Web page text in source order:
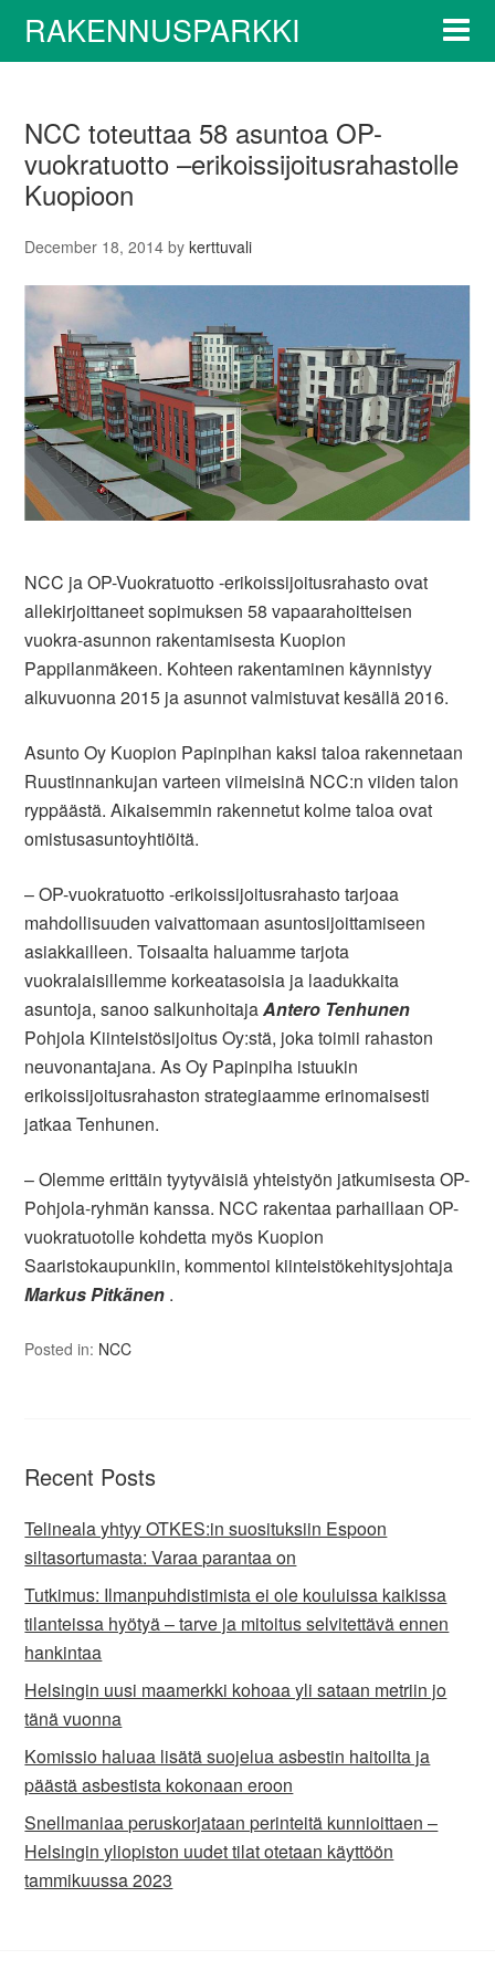
RAKENNUSPARKKI
NCC toteuttaa 58 asuntoa OP-
vuokratuotto –erikoissijoitusrahastolle
Kuopioon
December 18, 2014 bykerttuvali
NCC ja OP-Vuokratuotto -erikoissijoitusrahasto ovat
allekirjoittaneet sopimuksen 58 vapaarahoitteisen
vuokra-asunnon rakentamisesta Kuopion
Pappilanmäkeen. Kohteen rakentaminen käynnistyy
alkuvuonna 2015 ja asunnot valmistuvat kesällä 2016.
Asunto Oy Kuopion Papinpihan kaksi taloa rakennetaan
Ruustinnankujan varteen viimeisinä NCC:n viiden talon
ryppäästä. Aikaisemmin rakennetut kolme taloa ovat
omistusasuntoyhtiöitä.
– OP-vuokratuotto -erikoissijoitusrahasto tarjoaa
mahdollisuuden vaivattomaan asuntosijoittamiseen
asiakkailleen. Toisaalta haluamme tarjota
vuokralaisillemme korkeatasoisia ja laadukkaita
asuntoja, sanoo salkunhoitajaAntero Tenhunen
Pohjola Kiinteistösijoitus Oy:stä, joka toimii rahaston
neuvonantajana. As Oy Papinpiha istuukin
erikoissijoitusrahaston strategiaamme erinomaisesti
jatkaa Tenhunen.
– Olemme erittäin tyytyväisiä yhteistyön jatkumisesta OP-
Pohjola-ryhmän kanssa. NCC rakentaa parhaillaan OP-
vuokratuotolle kohdetta myös Kuopion
Saaristokaupunkiin, kommentoi kiinteistökehitysjohtaja
Markus Pitkänen .
Posted in: NCC
Recent Posts
Telineala yhtyy OTKES:in suosituksiin Espoon
siltasortumasta: Varaa parantaa on
Tutkimus: Ilmanpuhdistimista ei ole kouluissa kaikissa
tilanteissa hyötyä – tarve ja mitoitus selvitettävä ennen
hankintaa
Helsingin uusi maamerkki kohoaa yli sataan metriin jo
tänä vuonna
Komissio haluaa lisätä suojelua asbestin haitoilta ja
päästä asbestista kokonaan eroon
Snellmaniaa peruskorjataan perinteitä kunnioittaen –
Helsingin yliopiston uudet tilat otetaan käyttöön
tammikuussa 2023